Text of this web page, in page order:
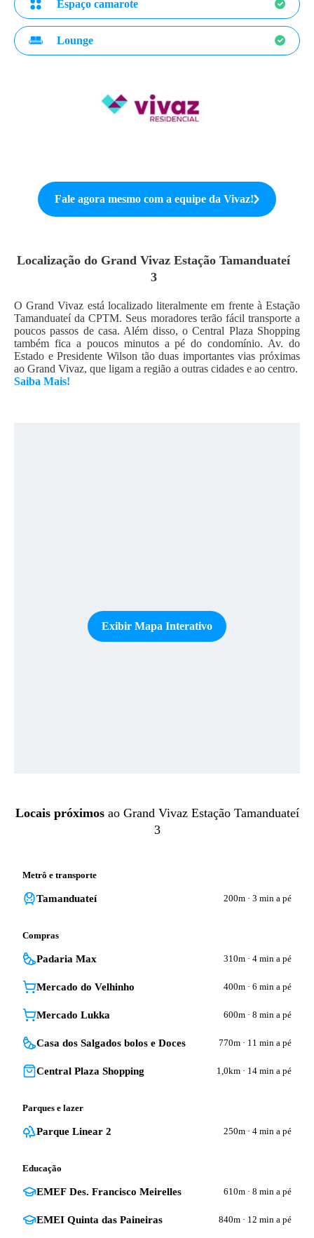
Espaço camarote
Lounge
Fale agora mesmo com a equipe da Vivaz!
Localização do Grand Vivaz Estação Tamanduateí
3
O Grand Vivaz está localizado literalmente em frente à Estação
Tamanduateí da CPTM. Seus moradores terão fácil transporte a
poucos passos de casa. Além disso, o Central Plaza Shopping
também fica a poucos minutos a pé do condomínio. Av. do
Estado e Presidente Wilson tão duas importantes vias próximas
ao Grand Vivaz, que ligam a região a outras cidades e ao centro.
Saiba Mais!
Exibir Mapa Interativo
Locais próximos ao Grand Vivaz Estação Tamanduateí
3
Metrô e transporte
Tamanduateí 200m · 3 min a pé
Compras
Padaria Max 310m · 4 min a pé
Mercado do Velhinho 400m · 6 min a pé
Mercado Lukka 600m · 8 min a pé
Casa dos Salgados bolos e Doces 770m · 11 min a pé
Central Plaza Shopping 1,0km · 14 min a pé
Parques e lazer
Parque Linear 2 250m · 4 min a pé
Educação
EMEF Des. Francisco Meirelles 610m · 8 min a pé
EMEI Quinta das Paineiras 840m · 12 min a pé